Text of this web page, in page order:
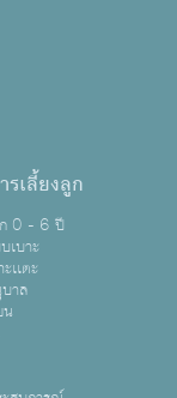
รเลี้ยงลูก
0 - 6 ปี
เบาะ
เเตะ
าล
น